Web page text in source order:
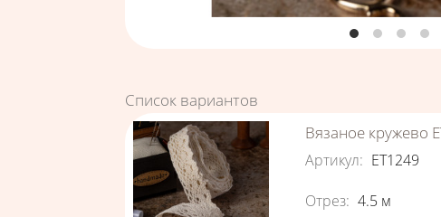
Список вариантов
Вязаное кружево
Артикул: ЕТ1249
Характеристики
Отрез: 4.5 м